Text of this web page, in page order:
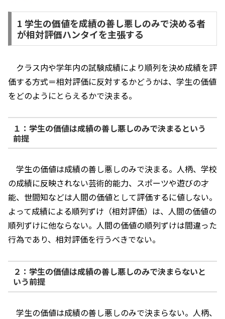
1 学生の価値を成績の善し悪しのみで決める者
が相対評価ハンタイを主張する
クラス内や学年内の試験成績により順列を決め成績を評
価する方式＝相対評価に反対するかどうかは、学生の価値
をどのようにとらえるかで決まる。
１：学生の価値は成績の善し悪しのみで決まるという
前提
学生の価値は成績の善し悪しのみで決まる。人柄、学校
の成績に反映されない芸術的能力、スポーツや遊びの才
能、世間知などは人間の価値として評価するに値しない。
よって成績による順列ずけ（相対評価）は、人間の価値の
順列ずけに他ならない。人間の価値の順列ずけは間違った
行為であり、相対評価を行うべきでない。
２：学生の価値は成績の善し悪しのみで決まらないと
いう前提
学生の価値は成績の善し悪しのみで決まらない。人柄、